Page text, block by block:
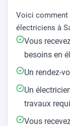
Voici comment
électriciens à
Vous
besoins en
Un rendez-
Un
travaux
Vous